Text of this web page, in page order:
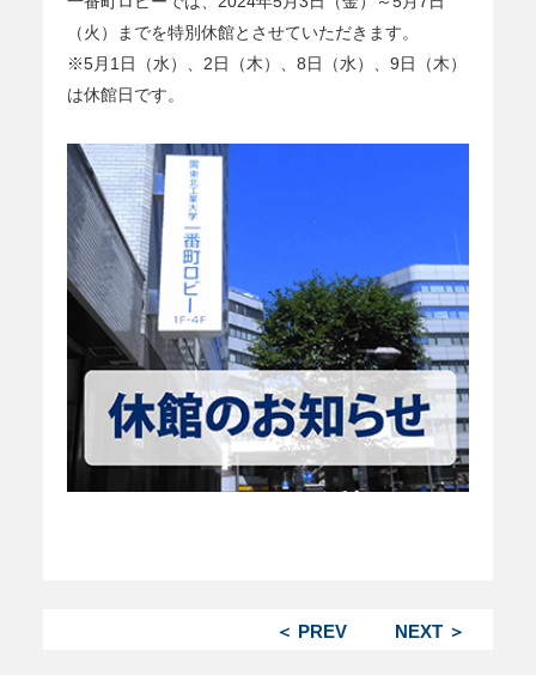
（火）までを特別休館とさせていただきます。
※5月1日（水）、2日（木）、8日（水）、9日（木）
は休館日です。
NEXT ＞
＜ PREV